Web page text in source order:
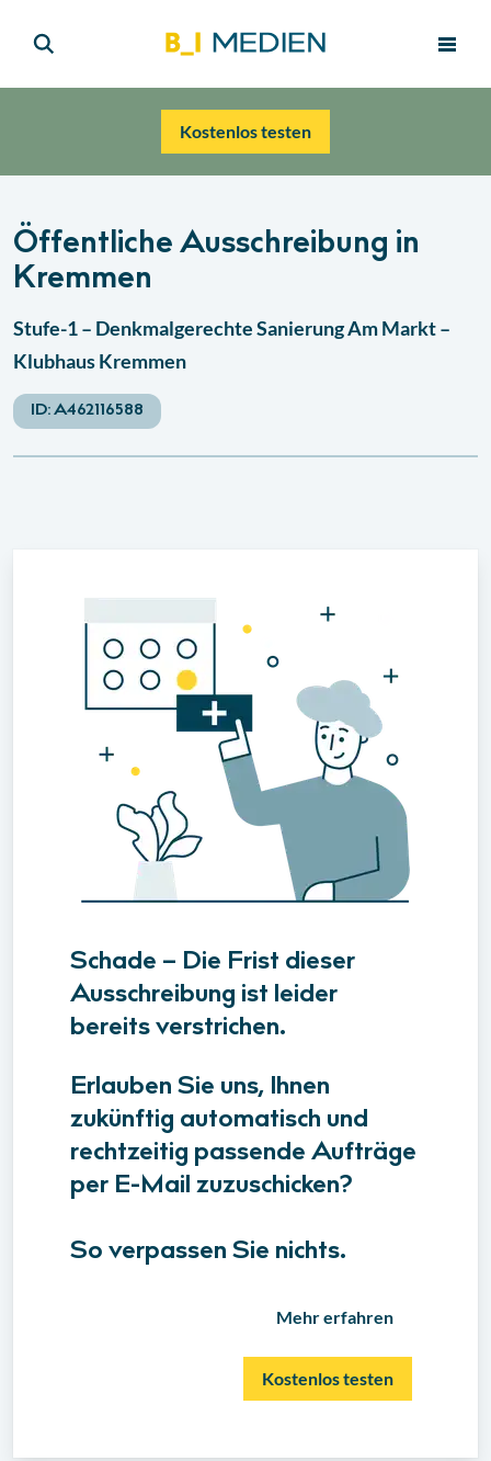
Kostenlos testen
Öffentliche Ausschreibung in
Kremmen
Stufe-1 – Denkmalgerechte Sanierung Am Markt –
Klubhaus Kremmen
ID:A462116588
Schade – Die Frist dieser
Ausschreibung ist leider
bereits verstrichen.
Erlauben Sie uns, Ihnen
zukünftig automatisch und
rechtzeitig passende Aufträge
per E-Mail zuzuschicken?
So verpassen Sie nichts.
Mehr erfahren
Kostenlos testen